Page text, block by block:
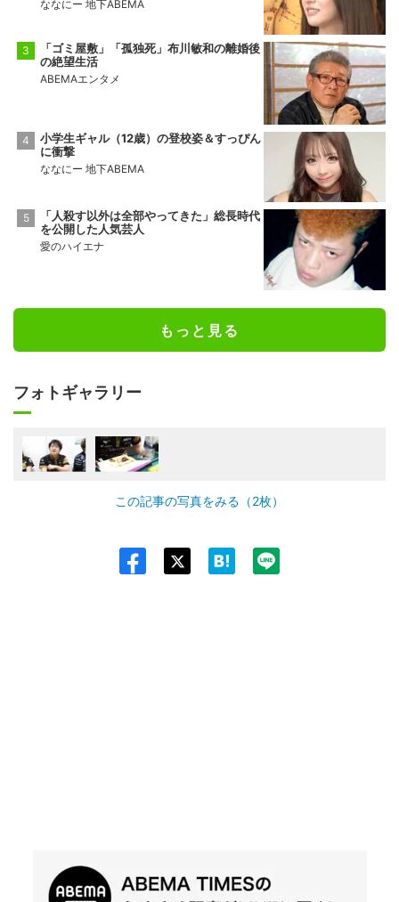
ななにー 地下ABEMA
「ゴミ屋敷」「孤独死」布川敏和の離婚後
の絶望生活
ABEMAエンタメ
小学生ギャル（12歳）の登校姿＆すっぴん
に衝撃
ななにー 地下ABEMA
「人殺す以外は全部やってきた」総長時代
を公開した人気芸人
愛のハイエナ
もっと見る
フォトギャラリー
この記事の写真をみる（2枚）